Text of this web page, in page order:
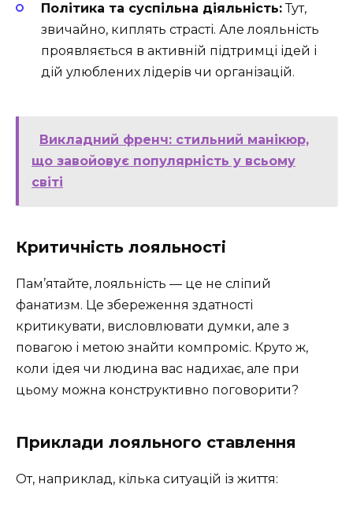
Політика та суспільна діяльність:Тут,
звичайно, киплять страсті. Але лояльність
проявляється в активній підтримці ідей і
дій улюблених лідерів чи організацій.
Викладний френч: стильний манікюр,
що завойовує популярність у всьому
світі
Критичність лояльності
Пам’ятайте, лояльність — це не сліпий
фанатизм. Це збереження здатності
критикувати, висловлювати думки, але з
повагою і метою знайти компроміс. Круто ж,
коли ідея чи людина вас надихає, але при
цьому можна конструктивно поговорити?
Приклади лояльного ставлення
От, наприклад, кілька ситуацій із життя: